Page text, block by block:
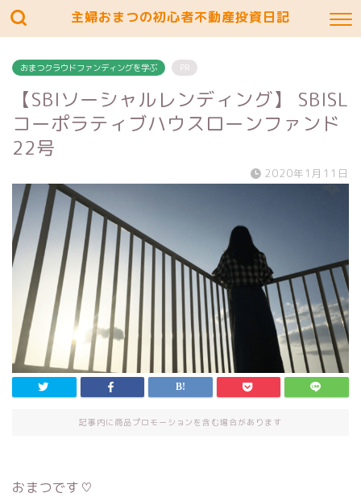
主婦おまつの初心者不動産投資日記
おまつクラウドファンディングを学ぶ PR
【SBIソーシャルレンディング】 SBISL
コーポラティブハウスローンファンド
22号
2020年1月11日
記事内に商品プロモーションを含む場合があります
おまつです♡